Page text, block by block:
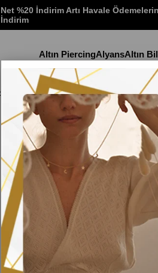
Net %20 İndirim Artı Havale
İndirim
Altın PiercingAlyansAltın
Kolye